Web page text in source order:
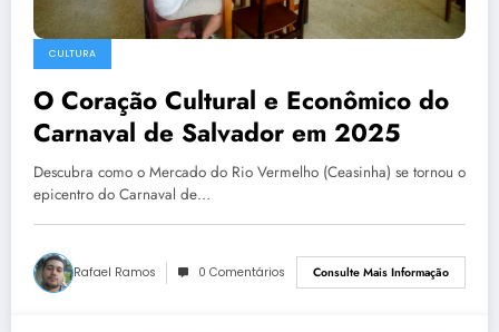
CULTURA
O Coração Cultural e Econômico do
Carnaval de Salvador em 2025
Descubra como o Mercado do Rio Vermelho (Ceasinha) se tornou o
epicentro do Carnaval de…
Rafael Ramos 0 Comentários Consulte Mais Informação